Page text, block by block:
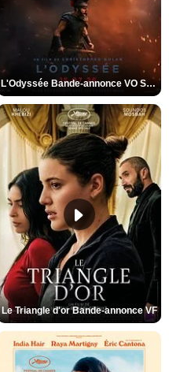
L'Odyssée Bande-annonce VO STFR
Le Triangle d'or Bande-annonce VF